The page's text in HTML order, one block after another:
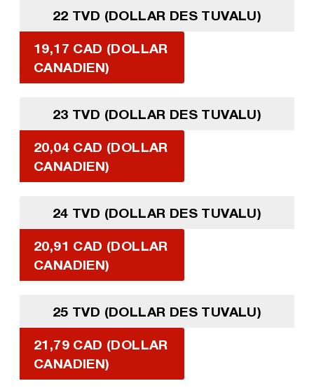
22 TVD (DOLLAR DES TUVALU)
19,17 CAD (DOLLAR
CANADIEN)
23 TVD (DOLLAR DES TUVALU)
20,04 CAD (DOLLAR
CANADIEN)
24 TVD (DOLLAR DES TUVALU)
20,91 CAD (DOLLAR
CANADIEN)
25 TVD (DOLLAR DES TUVALU)
21,79 CAD (DOLLAR
CANADIEN)